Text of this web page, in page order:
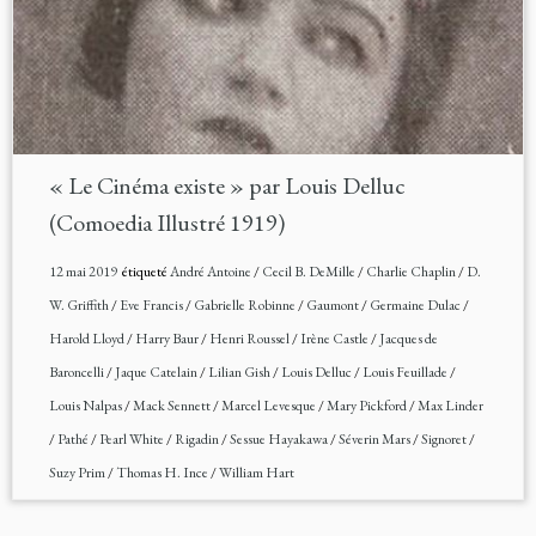
« Le Cinéma existe » par Louis Delluc
(Comoedia Illustré 1919)
12 mai 2019étiquetéAndré Antoine/Cecil B. DeMille/Charlie Chaplin/D.
W. Griffith/Eve Francis/Gabrielle Robinne/Gaumont/Germaine Dulac/
Harold Lloyd/Harry Baur/Henri Roussel/Irène Castle/Jacques de
Baroncelli/Jaque Catelain/Lilian Gish/Louis Delluc/Louis Feuillade/
Louis Nalpas/Mack Sennett/Marcel Levesque/Mary Pickford/Max Linder
/Pathé/Pearl White/Rigadin/Sessue Hayakawa/Séverin Mars/Signoret/
Suzy Prim/Thomas H. Ince/William Hart